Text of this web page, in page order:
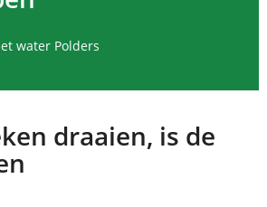
water Polders
draaien, is de